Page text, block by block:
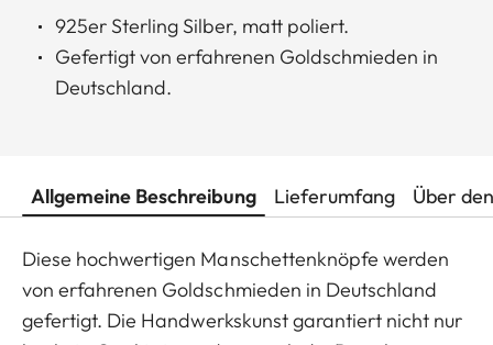
925er Sterling Silber, matt poliert.
Gefertigt von erfahrenen Goldschmieden in
Deutschland.
Allgemeine Beschreibung Lieferumfang Über
Diese hochwertigen Manschettenknöpfe werden
von erfahrenen Goldschmieden in Deutschland
gefertigt. Die Handwerkskunst garantiert nicht nur